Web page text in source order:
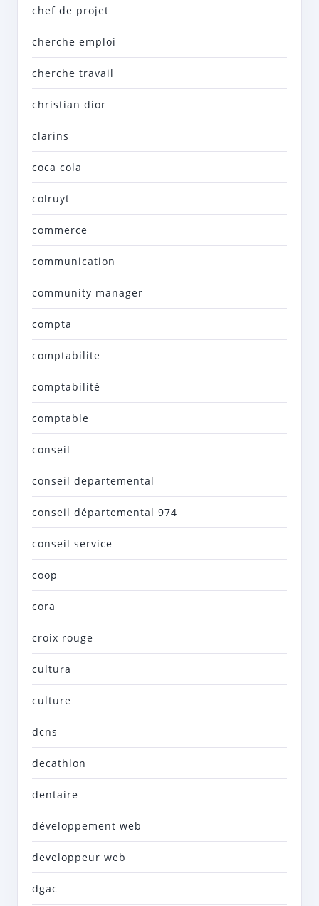
chef de projet
cherche emploi
cherche travail
christian dior
clarins
coca cola
colruyt
commerce
communication
community manager
compta
comptabilite
comptabilité
comptable
conseil
conseil departemental
conseil départemental 974
conseil service
coop
cora
croix rouge
cultura
culture
dcns
decathlon
dentaire
développement web
developpeur web
dgac